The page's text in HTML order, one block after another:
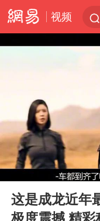
视频
Play
00:00
这是成龙近年